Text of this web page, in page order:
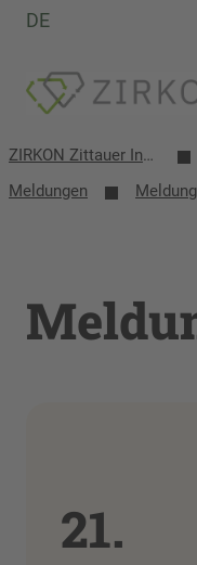
DE
ZIRKON Zittauer Institut für Verfahrensentwicklung, Kreislaufwirtschaft, Oberflächentechnik, Naturstoffforschung
Meldungen
21.